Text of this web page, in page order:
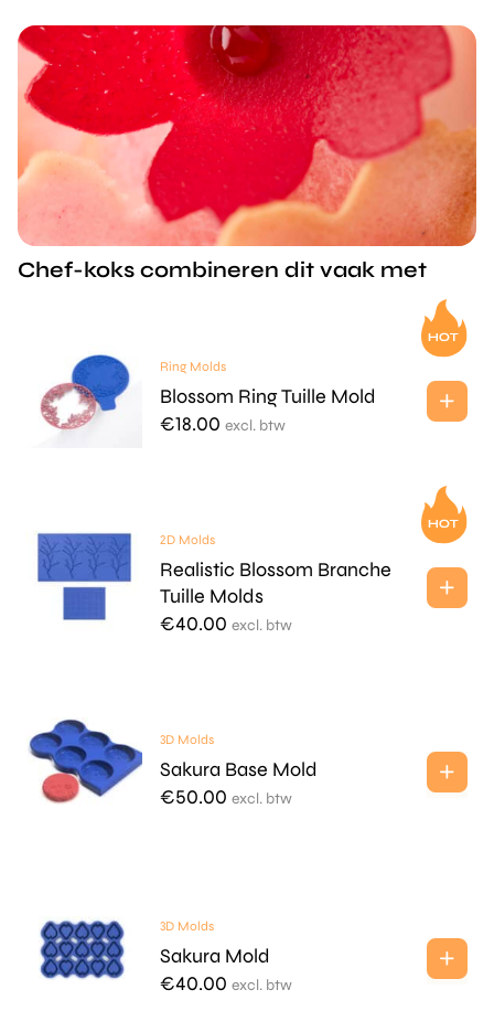
Chef-koks combineren dit vaak met
Ring Molds
Blossom Ring Tuille Mold
€18.00 excl. btw
2D Molds
Realistic Blossom Branche
Tuille Molds
€40.00 excl. btw
3D Molds
Sakura Base Mold
€50.00 excl. btw
3D Molds
Sakura Mold
€40.00 excl. btw